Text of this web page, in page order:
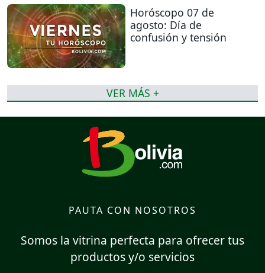
Horóscopo 07 de
agosto: Día de
confusión y tensión
VER MÁS +
PAUTA CON NOSOTROS
Somos la vitrina perfecta para ofrecer tus
productos y/o servicios